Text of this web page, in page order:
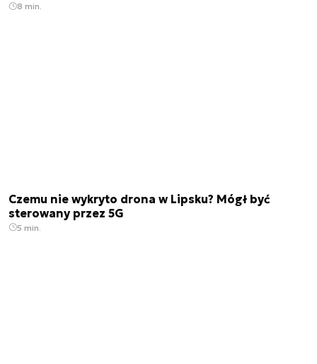
8 min.
Czemu nie wykryto drona w Lipsku? Mógł być
sterowany przez 5G
5 min.